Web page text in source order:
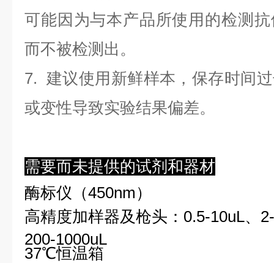
可能因为与本产品所使用的检测
而不被检测出。
7. 建议使用新鲜样本，保存时间
或变性导致实验结果偏差。
需要而未提供的试剂和器材
酶标仪（450nm）
高精度加样器及枪头：0.5-10uL、
200-1000uL
37℃恒温箱